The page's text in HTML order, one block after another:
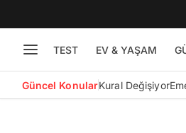
TEST EV & YAŞAM
Güncel KonularKural Değişiyor